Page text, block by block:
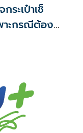
ระเป๋าเช็
าะกรณีต้อง